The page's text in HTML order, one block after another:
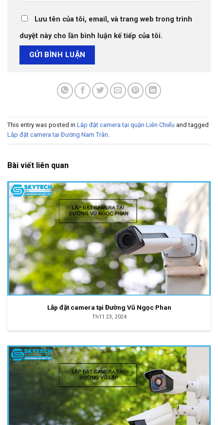
Lưu tên của tôi, email, và trang web trong trình
duyệt này cho lần bình luận kế tiếp của tôi.
This entry was posted in Lắp đặt camera tại quận Liên Chiểu and tagged
Lắp đặt camera tại Đường Nam Trân.
Bài viết liên quan
Lắp đặt camera tại Đường Vũ Ngọc Phan
Th11 23, 2024